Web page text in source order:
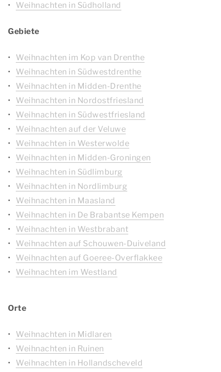
Weihnachten in Südholland
Gebiete
Weihnachten im Kop van Drenthe
Weihnachten in Südwestdrenthe
Weihnachten in Midden-Drenthe
Weihnachten in Nordostfriesland
Weihnachten in Südwestfriesland
Weihnachten auf der Veluwe
Weihnachten in Westerwolde
Weihnachten in Midden-Groningen
Weihnachten in Südlimburg
Weihnachten in Nordlimburg
Weihnachten in Maasland
Weihnachten in De Brabantse Kempen
Weihnachten in Westbrabant
Weihnachten auf Schouwen-Duiveland
Weihnachten auf Goeree-Overflakkee
Weihnachten im Westland
Orte
Weihnachten in Midlaren
Weihnachten in Ruinen
Weihnachten in Hollandscheveld